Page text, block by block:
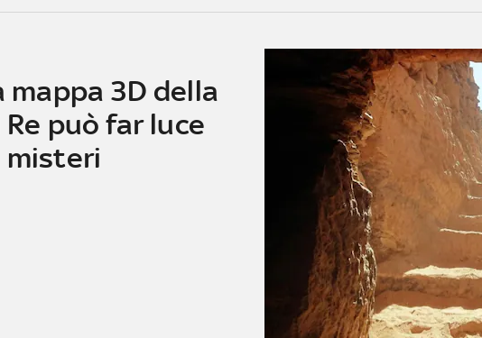
mappa 3D della
può far luce
misteri